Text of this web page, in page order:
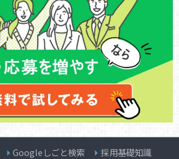
Googleしごと検索
採用基礎知識